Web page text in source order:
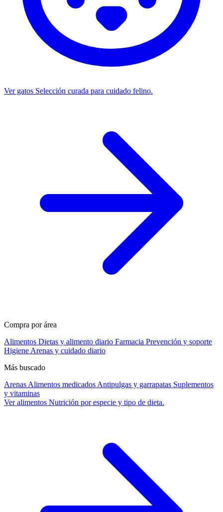
Ver gatos Selección curada para cuidado felino.
Compra por área
Alimentos Dietas y alimento diario Farmacia Prevención y soporte
Higiene Arenas y cuidado diario
Más buscado
Arenas Alimentos medicados Antipulgas y garrapatas Suplementos
y vitaminas
Ver alimentos Nutrición por especie y tipo de dieta.